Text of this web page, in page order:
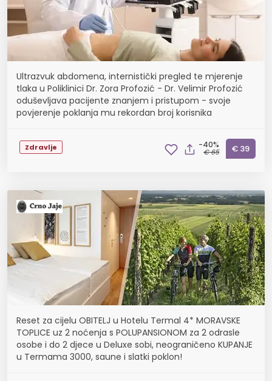
Ultrazvuk abdomena, internistički pregled te mjerenje
tlaka u Poliklinici Dr. Zora Profozić - Dr. Velimir Profozić
oduševljava pacijente znanjem i pristupom - svoje
povjerenje poklanja mu rekordan broj korisnika
Zdravlje -40%
€ 65 € 39
Reset za cijelu OBITELJ u Hotelu Termal 4* MORAVSKE
TOPLICE uz 2 noćenja s POLUPANSIONOM za 2 odrasle
osobe i do 2 djece u Deluxe sobi, neograničeno KUPANJE
u Termama 3000, saune i slatki poklon!